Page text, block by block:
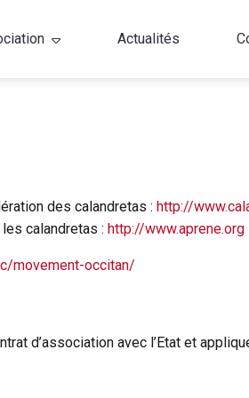
Actualités
des calandretas : http://
calandretas : http://www.aprene.org
movement-occitan/
d’association avec l’Etat et